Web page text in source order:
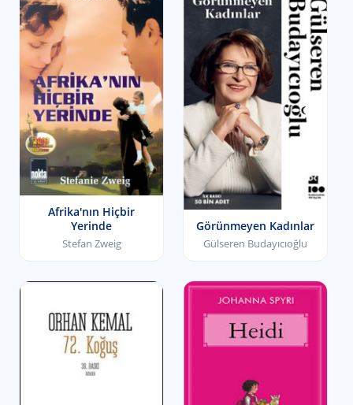
Afrika'nın Hiçbir
Yerinde
Stefan Zweig
Görünmeyen Kadınlar
Gülseren Budayıcıoğlu